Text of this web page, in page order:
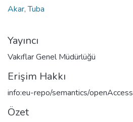
Akar, Tuba
Yayıncı
Vakıflar Genel Müdürlüğü
Erişim Hakkı
info:eu-repo/semantics/openAccess
Özet